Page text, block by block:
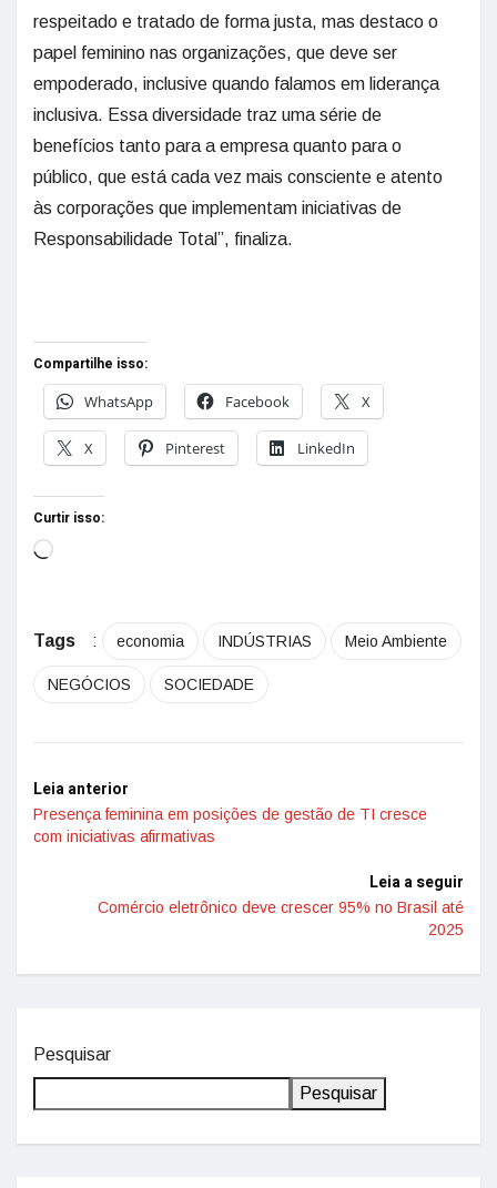
respeitado e tratado de forma justa, mas destaco o
papel feminino nas organizações, que deve ser
empoderado, inclusive quando falamos em liderança
inclusiva. Essa diversidade traz uma série de
benefícios tanto para a empresa quanto para o
público, que está cada vez mais consciente e atento
às corporações que implementam iniciativas de
Responsabilidade Total”, finaliza.
Compartilhe isso:
WhatsApp
Facebook X
X Pinterest LinkedIn
Curtir isso:
Tags : economia INDÚSTRIAS Meio Ambiente
NEGÓCIOS SOCIEDADE
Leia anterior
Presença feminina em posições de gestão de TI cresce
com iniciativas afirmativas
Leia a seguir
Comércio eletrônico deve crescer 95% no Brasil até
2025
Pesquisar
Pesquisar